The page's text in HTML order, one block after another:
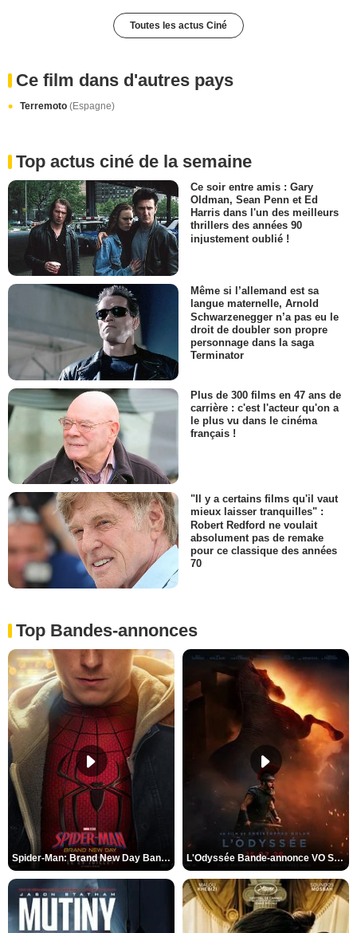
Toutes les actus Ciné
Ce film dans d'autres pays
Terremoto (Espagne)
Top actus ciné de la semaine
Ce soir entre amis : Gary
Oldman, Sean Penn et Ed
Harris dans l'un des meilleurs
thrillers des années 90
injustement oublié !
Même si l’allemand est sa
langue maternelle, Arnold
Schwarzenegger n’a pas eu le
droit de doubler son propre
personnage dans la saga
Terminator
Plus de 300 films en 47 ans de
carrière : c'est l'acteur qu'on a
le plus vu dans le cinéma
français !
"Il y a certains films qu'il vaut
mieux laisser tranquilles" :
Robert Redford ne voulait
absolument pas de remake
pour ce classique des années
70
Top Bandes-annonces
Spider-Man: Brand New Day Bande-annonce VO STFR L'Odyssée Bande-annonce VO STFR